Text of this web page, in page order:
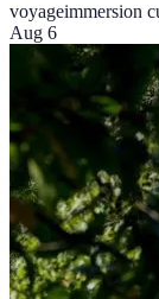
voyageimmersion
Aug 6